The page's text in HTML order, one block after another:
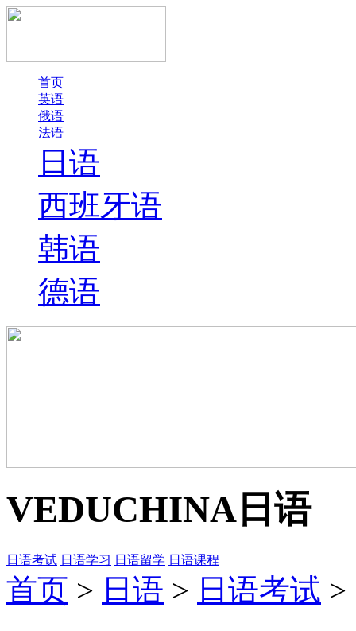
首页
英语
俄语
法语
日语
西班牙语
韩语
德语
VEDUCHINA 日语
日语考试 日语学习 日语留学 日语课程
首页 > 日语 > 日语考试 >